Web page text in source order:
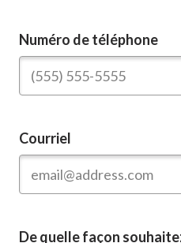
Numéro de téléphone
Courriel
De quelle façon